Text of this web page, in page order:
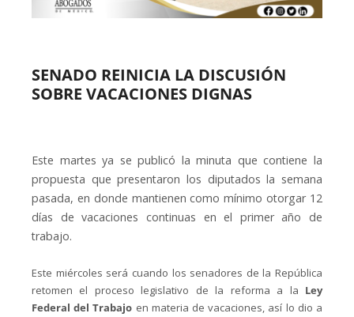
SENADO REINICIA LA DISCUSIÓN
SOBRE VACACIONES DIGNAS
Este martes ya se publicó la minuta que contiene la
propuesta que presentaron los diputados la semana
pasada, en donde mantienen como mínimo otorgar 12
días de vacaciones continuas en el primer año de
trabajo.
Este miércoles será cuando los senadores de la República
retomen el proceso legislativo de la reforma a la Ley
Federal del Trabajo en materia de vacaciones, así lo dio a